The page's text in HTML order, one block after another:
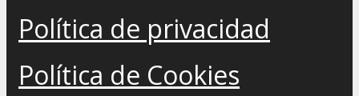
Política de privacidad
Política de Cookies